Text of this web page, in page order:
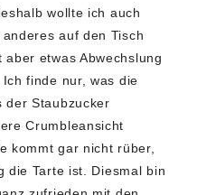
wollte ich auch
auf den Tisch
etwas Abwechslung
finde nur, was die
der Staubzucker
Crumbleansicht
kommt gar nicht rüber,
die Tarte ist. Diesmal bin